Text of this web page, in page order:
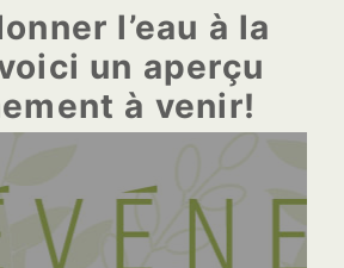
l’eau à la
un aperçu
à venir!